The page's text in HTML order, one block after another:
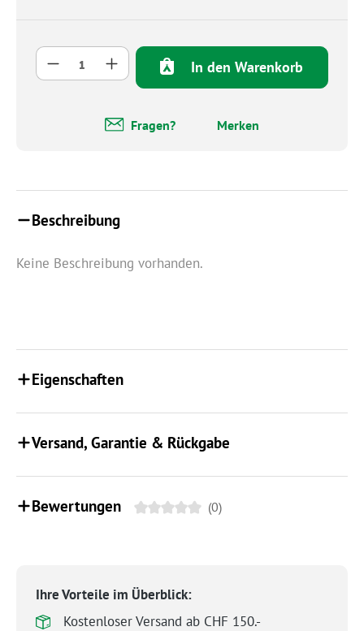
Produkt Anzahl: Gib den gewünschten
In den Warenkorb
Fragen? Merken
Beschreibung
Keine Beschreibung vorhanden.
Eigenschaften
Versand, Garantie & Rückgabe
Bewertungen (0)
Ihre Vorteile im Überblick:
Kostenloser Versand ab CHF 150.-